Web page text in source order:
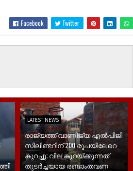
Facebook Twitter
LATEST NEWS
രാജ്യത്ത് വാണിജ്യ എൽപിജി
സിലിണ്ടറിന് 200 രൂപയിലേറെ
കുറച്ചു; വില കുറയ്ക്കുന്നത്
തുടർച്ചയായ രണ്ടാംതവണ